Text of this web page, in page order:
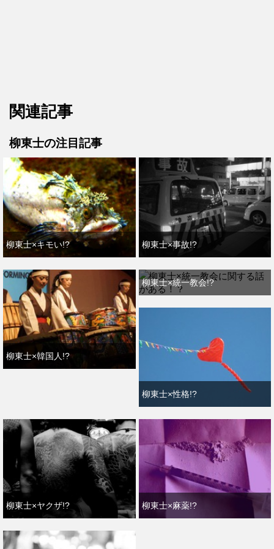
関連記事
柳東士の注目記事
柳東士×キモい!? 柳東士×事故!?
柳東士×韓国人!?
柳東士×統一教会!?
柳東士×性格!?
柳東士×ヤクザ!? 柳東士×麻薬!?